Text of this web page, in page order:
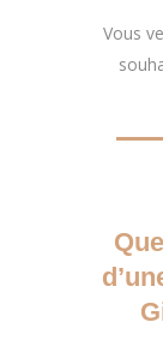
Vous